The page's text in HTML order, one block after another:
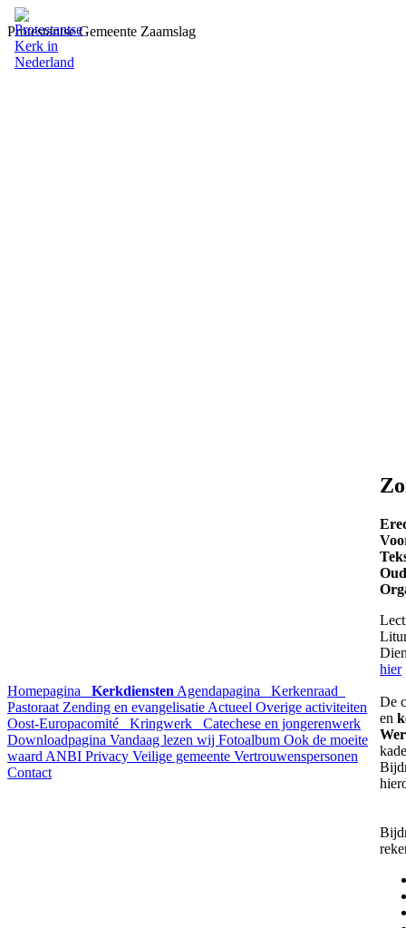
Protestantse Gemeente Zaamslag
Homepagina Kerkdiensten Agendapagina
Kerkenraad
Pastoraat Zending en evangelisatie Actueel Overige activiteiten
Oost-Europacomité
Kringwerk
Catechese en jongerenwerk
Downloadpagina Vandaag lezen wij Fotoalbum Ook de moeite
waard ANBI Privacy Veilige gemeente Vertrouwenspersonen
Contact
hier
De
en